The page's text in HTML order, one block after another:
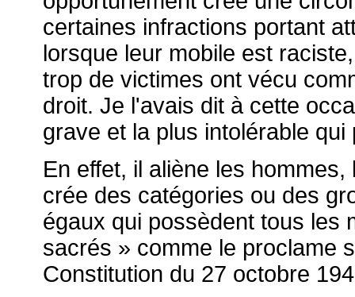
certaines infractions portant
lorsque leur mobile est
trop de victimes ont vécu
droit. Je l'avais dit à cette
grave et la plus intolérable
En effet, il aliène les
crée des catégories ou des
égaux qui possèdent tous les
sacrés » comme le proclame
Constitution du 27 octobre